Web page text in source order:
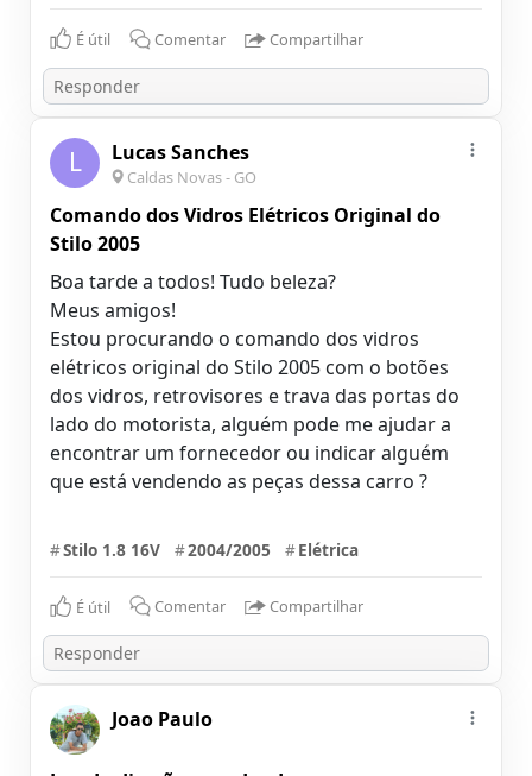
É útil Comentar Compartilhar
L Lucas Sanches
Caldas Novas - GO
Comando dos Vidros Elétricos Original do
Stilo 2005
Boa tarde a todos! Tudo beleza?
Meus amigos!
Estou procurando o comando dos vidros
elétricos original do Stilo 2005 com o botões
dos vidros, retrovisores e trava das portas do
lado do motorista, alguém pode me ajudar a
encontrar um fornecedor ou indicar alguém
que está vendendo as peças dessa carro ?
#Stilo 1.8 16V #2004/2005 #Elétrica
É útil Comentar Compartilhar
Joao Paulo